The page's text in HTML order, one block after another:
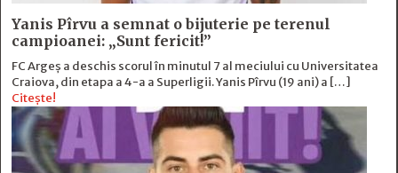
Yanis Pîrvu a semnat o bijuterie pe terenul
campioanei: „Sunt fericit!”
FC Argeș a deschis scorul în minutul 7 al meciului cu Universitatea
Craiova, din etapa a 4-a a Superligii. Yanis Pîrvu (19 ani) a […]
Citește!